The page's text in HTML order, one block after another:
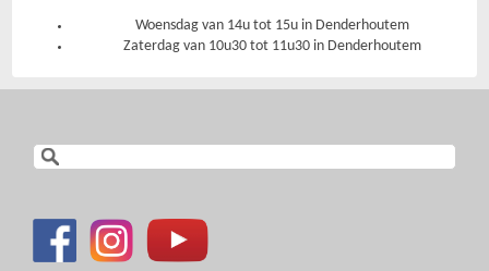
Woensdag van 14u tot 15u in Denderhoutem
Zaterdag van 10u30 tot 11u30 in Denderhoutem